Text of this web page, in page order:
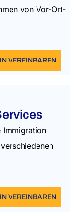
von Vor-Ort-
VEREINBAREN
Immigration
VEREINBAREN